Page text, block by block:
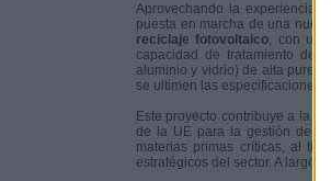
Aprovechando la experiencia
puesta en marcha de una
reciclaje fotovoltaico, con
capacidad de tratamiento de
aluminio y vidrio) de alta
se ultimen las especificaciones
Este proyecto contribuye a la
de la UE para la gestión de
materias primas críticas, al
estratégicos del sector. A largo